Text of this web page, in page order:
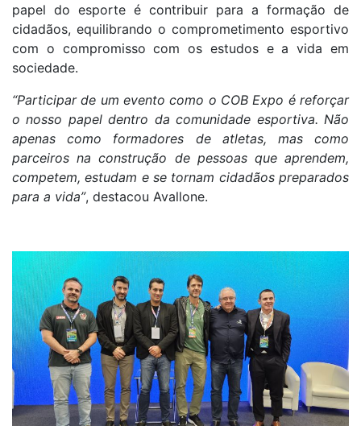
papel do esporte é contribuir para a formação de
cidadãos, equilibrando o comprometimento esportivo
com o compromisso com os estudos e a vida em
sociedade.
“Participar de um evento como o COB Expo é reforçar
o nosso papel dentro da comunidade esportiva. Não
apenas como formadores de atletas, mas como
parceiros na construção de pessoas que aprendem,
competem, estudam e se tornam cidadãos preparados
para a vida”, destacou Avallone.